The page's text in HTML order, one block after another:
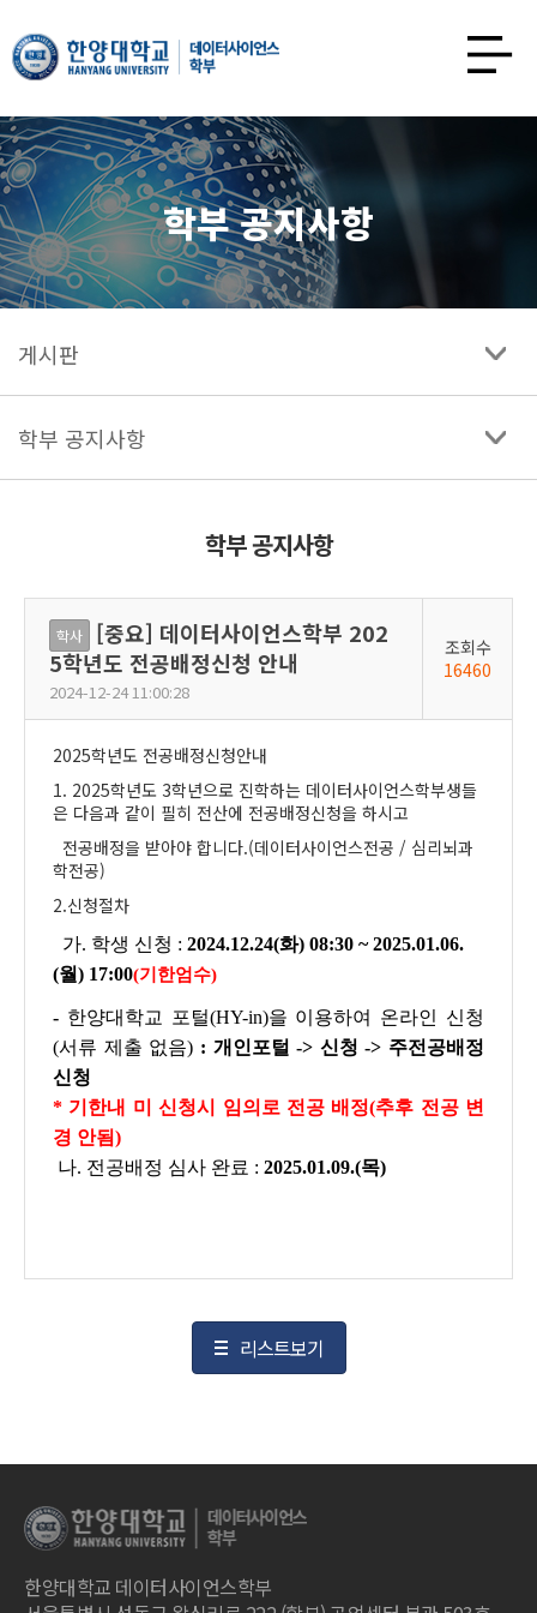
한양대학교
데이터사이언스학과
열기
학부 공지사항
게시판
학부 공지사항
학부 공지사항
학사
[중요] 데이터사이언스학부 202
5학년도 전공배정신청 안내
2024-12-24 11:00:28
조회수
16460
2025학년도 전공배정신청안내
1. 2025학년도 3학년으로 진학하는 데이터사이언스학부생들
은 다음과 같이 필히 전산에 전공배정신청을 하시고
전공배정을 받아야 합니다.(데이터사이언스전공 / 심리뇌과
학전공)
2.신청절차
가. 학생 신청 : 2024.12.24(화) 08:30 ~ 2025.01.06.
(월) 17:00(기한엄수)
- 한양대학교 포털(HY-in)을 이용하여 온라인 신청
(서류 제출 없음) : 개인포털 -> 신청 -> 주전공배정
신청
* 기한내 미 신청시 임의로 전공 배정(추후 전공 변
경 안됨)
나. 전공배정 심사 완료 : 2025.01.09.(목)
리스트보기
한양대학교 데이터사이언스학부